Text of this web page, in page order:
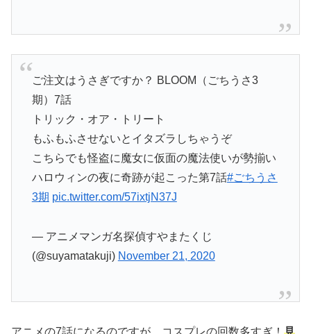
ご注文はうさぎですか？ BLOOM（ごちうさ3
期）7話
トリック・オア・トリート
もふもふさせないとイタズラしちゃうぞ
こちらでも怪盗に魔女に仮面の魔法使いが勢揃い
ハロウィンの夜に奇跡が起こった第7話#ごちうさ
3期 pic.twitter.com/57ixtjN37J
— アニメマンガ名探偵すやまたくじ
(@suyamatakuji) November 21, 2020
アニメの7話になるのですが、コスプレの回数多すぎ！ 見